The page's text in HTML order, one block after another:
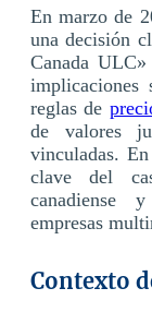
En marzo de
una decisión
Canada
reglas de
de valores
vinculadas.
clave del
canadiense
empresas
Contexto